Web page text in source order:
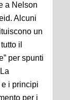
a Nelson
Alcuni
un
il
per spunti
i principi
per i